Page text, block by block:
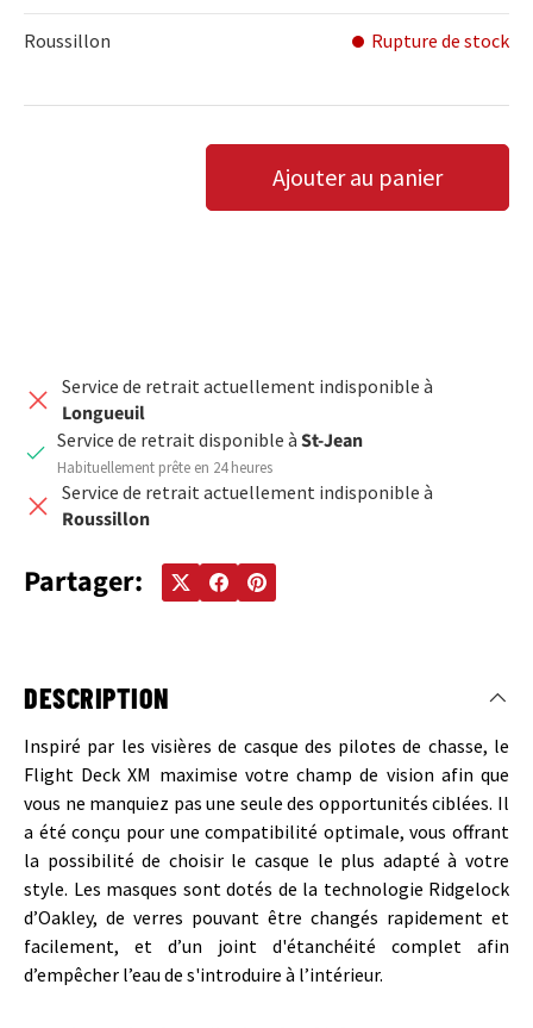
Roussillon Rupture de stock
DIMINUER LA QUANTITÉ
AUGMENTER LA QUANTITÉ
Ajouter au panier
Service de retrait actuellement indisponible à
Longueuil
Service de retrait disponible à St-Jean
Habituellement prête en 24 heures
Service de retrait actuellement indisponible à
Roussillon
Partager:
DESCRIPTION
Inspiré par les visières de casque des pilotes de chasse, le
Flight Deck XM maximise votre champ de vision afin que
vous ne manquiez pas une seule des opportunités ciblées. Il
a été conçu pour une compatibilité optimale, vous offrant
la possibilité de choisir le casque le plus adapté à votre
style. Les masques sont dotés de la technologie Ridgelock
d’Oakley, de verres pouvant être changés rapidement et
facilement, et d’un joint d'étanchéité complet afin
d’empêcher l’eau de s'introduire à l’intérieur.